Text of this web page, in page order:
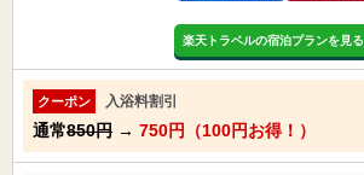
楽天トラベルの宿泊プランを見る
クーポン 入浴料割引
通常850円 → 750円（100円お得！）